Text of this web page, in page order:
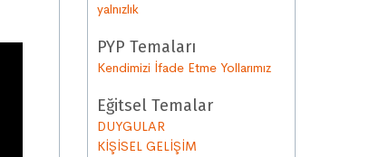
yalnızlık
PYP Temaları
Kendimizi İfade Etme Yollarımız
Eğitsel Temalar
DUYGULAR
KİŞİSEL GELİŞİM